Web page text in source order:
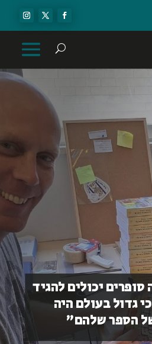
יכולים להגיד
גדול בעולם היה
הספר שלהם"